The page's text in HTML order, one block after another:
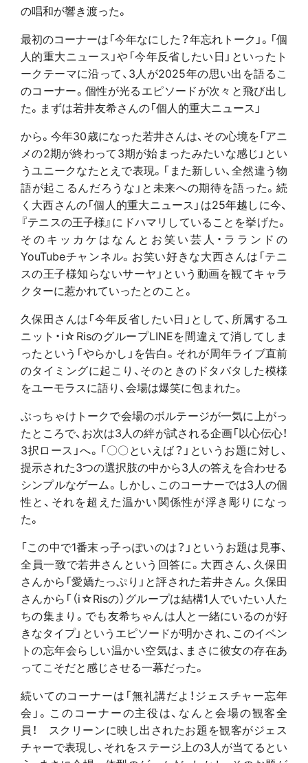
の唱和が響き渡った。
最初のコーナーは「今年なにした？年忘れトーク」。「個
人的重大ニュース」や「今年反省したい日」といったト
ークテーマに沿って、3人が2025年の思い出を語るこ
のコーナー。個性が光るエピソードが次々と飛び出し
た。まずは若井友希さんの「個人的重大ニュース」
から。今年30歳になった若井さんは、その心境を「アニ
メの2期が終わって3期が始まったみたいな感じ」とい
うユニークなたとえで表現。「また新しい、全然違う物
語が起こるんだろうな」と未来への期待を語った。続
く大西さんの「個人的重大ニュース」は25年越しに今、
『テニスの王子様』にドハマリしていることを挙げた。
そのキッカケはなんとお笑い芸人・ラランドの
YouTubeチャンネル。お笑い好きな大西さんは「テニ
スの王子様知らないサーヤ」という動画を観てキャラ
クターに惹かれていったとのこと。
久保田さんは「今年反省したい日」として、所属するユ
ニット・i☆RisのグループLINEを間違えて消してしま
ったという「やらかし」を告白。それが周年ライブ直前
のタイミングに起こり、そのときのドタバタした模様
をユーモラスに語り、会場は爆笑に包まれた。
ぶっちゃけトークで会場のボルテージが一気に上がっ
たところで、お次は3人の絆が試される企画「以心伝心！
3択ロース」へ。「〇〇といえば？」というお題に対し、
提示された3つの選択肢の中から3人の答えを合わせる
シンプルなゲーム。しかし、このコーナーでは3人の個
性と、それを超えた温かい関係性が浮き彫りになっ
た。
「この中で1番末っ子っぽいのは？」というお題は見事、
全員一致で若井さんという回答に。大西さん、久保田
さんから「愛嬌たっぷり」と評された若井さん。久保田
さんから「（i☆Risの）グループは結構1人でいたい人た
ちの集まり。でも友希ちゃんは人と一緒にいるのが好
きなタイプ」というエピソードが明かされ、このイベン
トの忘年会らしい温かい空気は、まさに彼女の存在あ
ってこそだと感じさせる一幕だった。
続いてのコーナーは「無礼講だよ！ジェスチャー忘年
会」。このコーナーの主役は、なんと会場の観客全
員！ スクリーンに映し出されたお題を観客がジェス
チャーで表現し、それをステージ上の3人が当てるとい